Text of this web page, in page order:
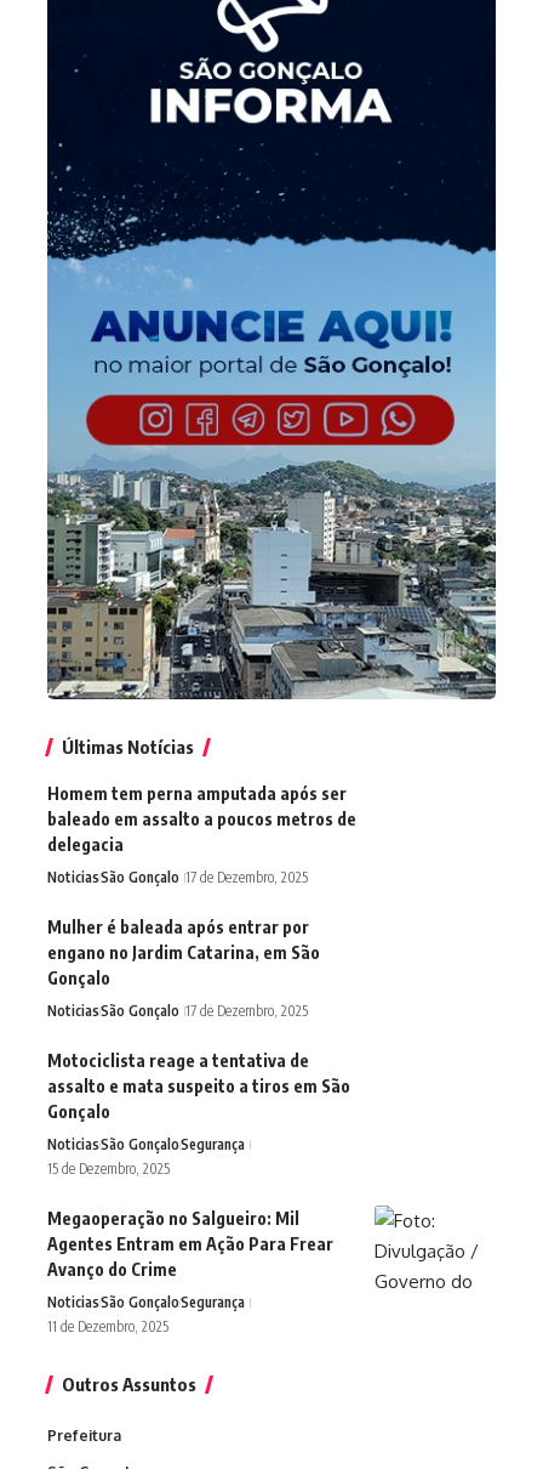
Últimas Notícias
Homem tem perna amputada após ser
baleado em assalto a poucos metros de
delegacia
NoticiasSão Gonçalo 17 de Dezembro, 2025
Mulher é baleada após entrar por
engano no Jardim Catarina, em São
Gonçalo
NoticiasSão Gonçalo 17 de Dezembro, 2025
Motociclista reage a tentativa de
assalto e mata suspeito a tiros em São
Gonçalo
NoticiasSão GonçaloSegurança
15 de Dezembro, 2025
Megaoperação no Salgueiro: Mil
Agentes Entram em Ação Para Frear
Avanço do Crime
NoticiasSão GonçaloSegurança
11 de Dezembro, 2025
Outros Assuntos
Prefeitura